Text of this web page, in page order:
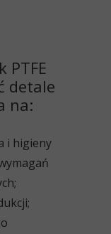
PTFE
detale
na:
i higieny